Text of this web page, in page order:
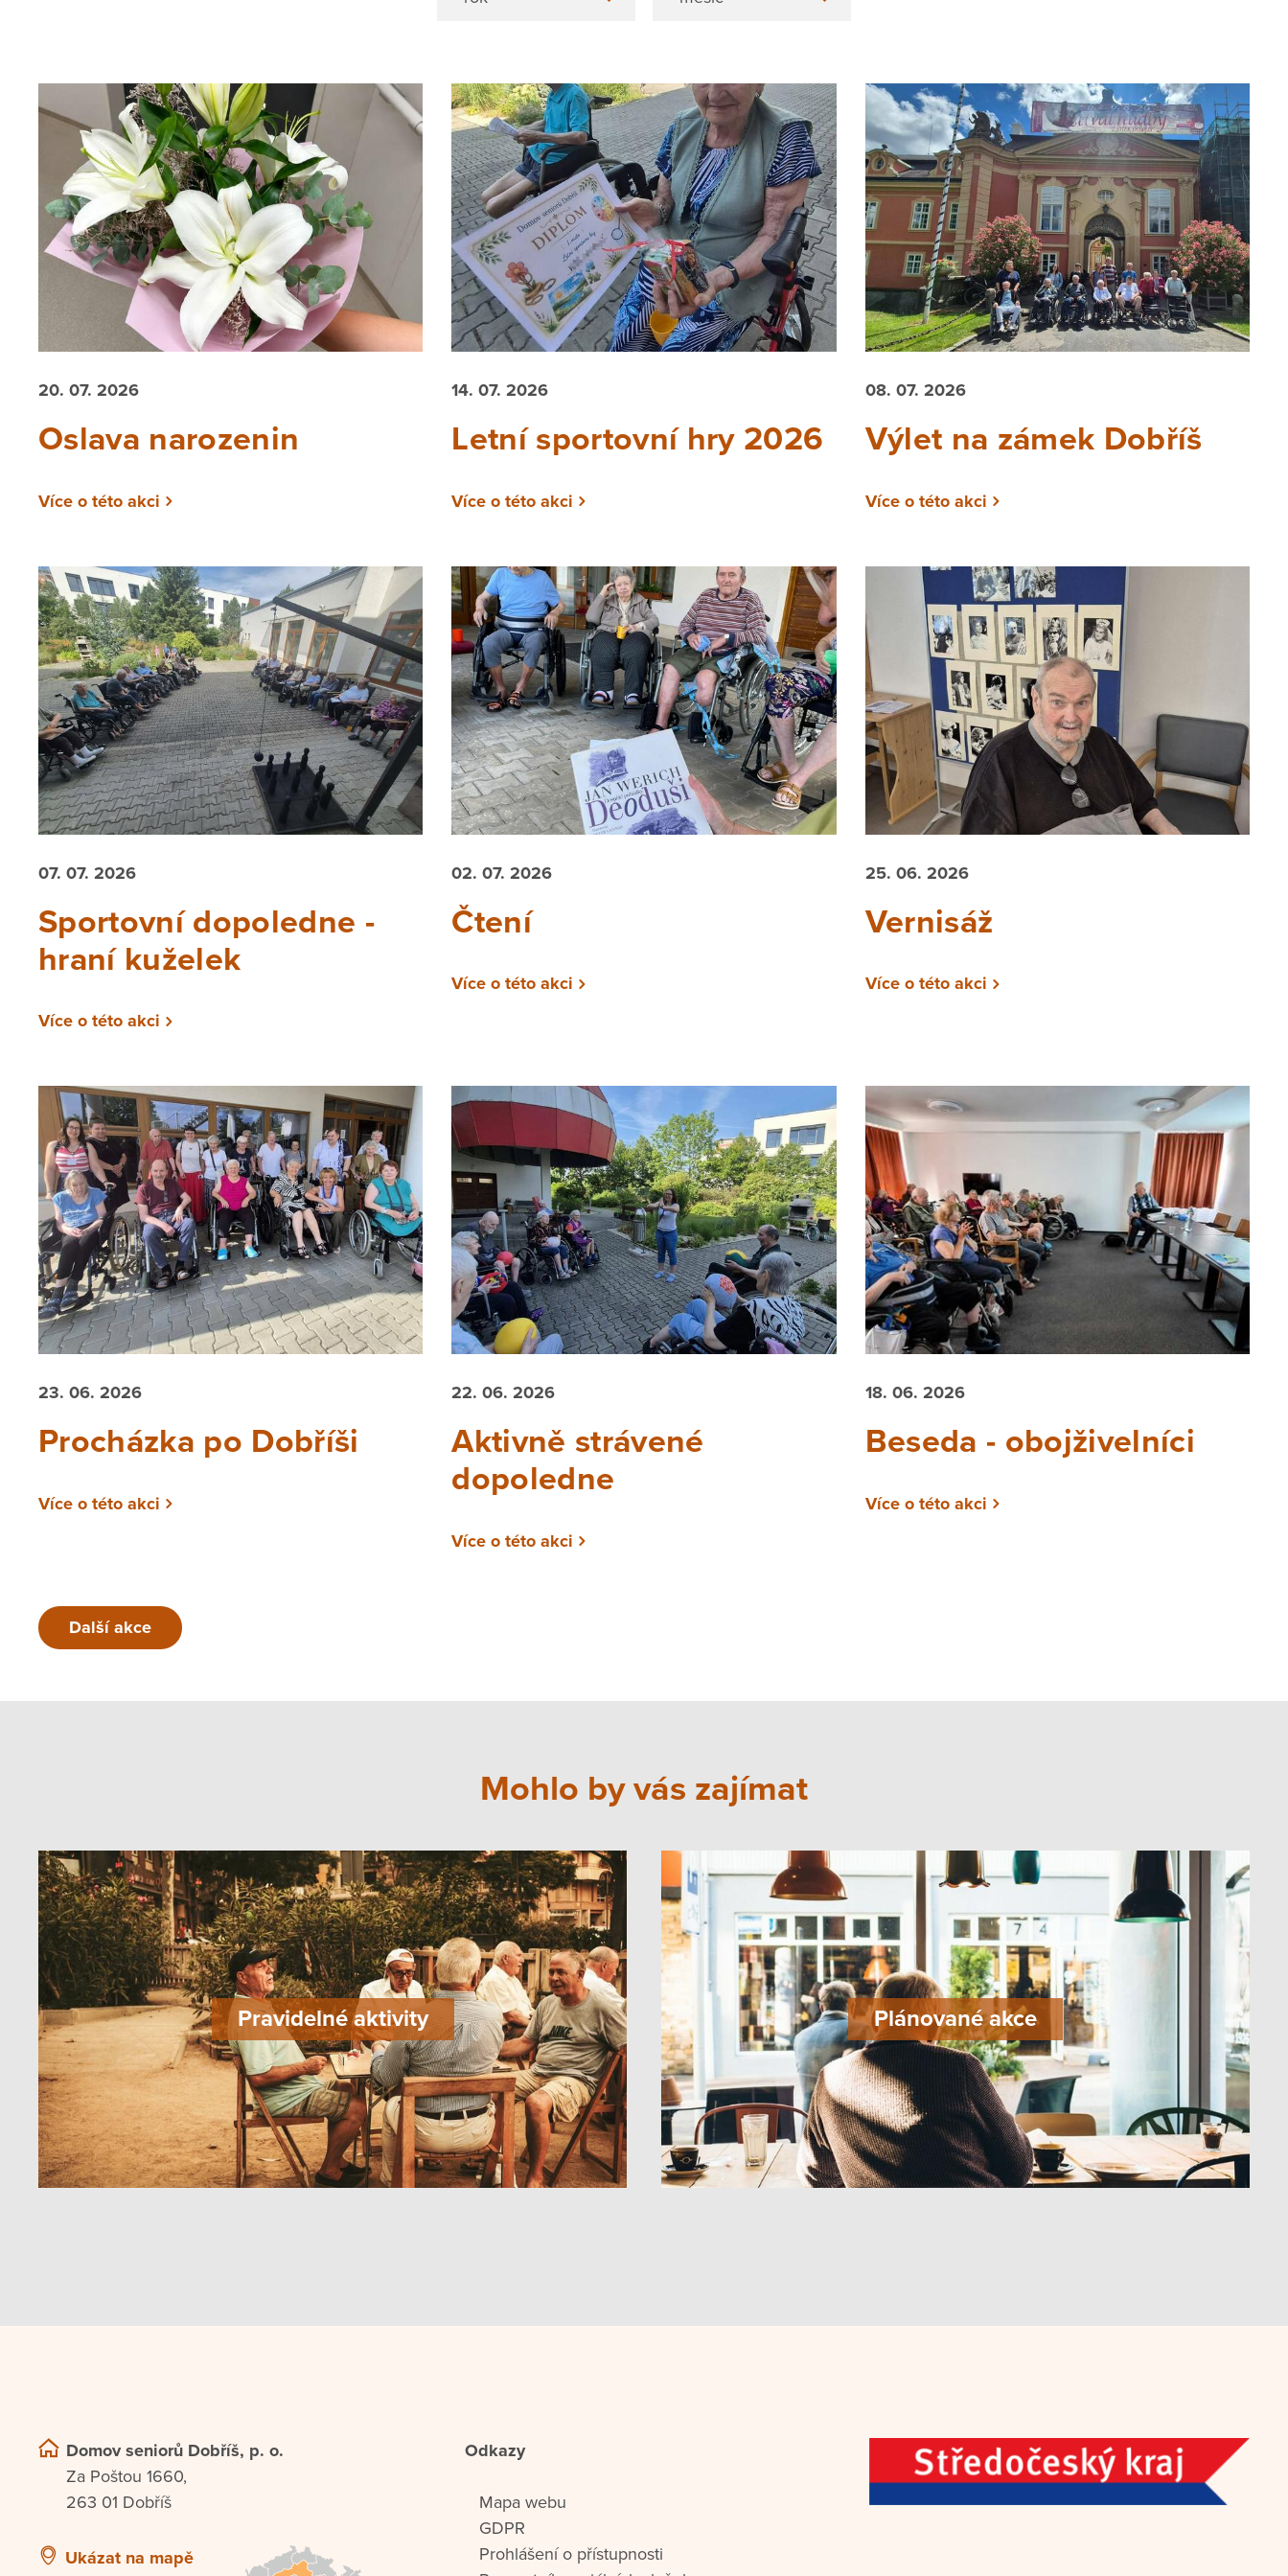
20. 07. 2026
Oslava narozenin
Více o této akci
14. 07. 2026
Letní sportovní hry 2026
Více o této akci
08. 07. 2026
Výlet na zámek Dobříš
Více o této akci
07. 07. 2026
Sportovní dopoledne -
hraní kuželek
Více o této akci
02. 07. 2026
Čtení
Více o této akci
25. 06. 2026
Vernisáž
Více o této akci
23. 06. 2026
Procházka po Dobříši
Více o této akci
22. 06. 2026
Aktivně strávené
dopoledne
Více o této akci
18. 06. 2026
Beseda - obojživelníci
Více o této akci
Další akce
Mohlo by vás zajímat
Pravidelné aktivity Plánované akce
Domov seniorů Dobříš, p. o.
Za Poštou 1660,
263 01 Dobříš
Ukázat na mapě
Odkazy
Mapa webu
GDPR
Prohlášení o přístupnosti